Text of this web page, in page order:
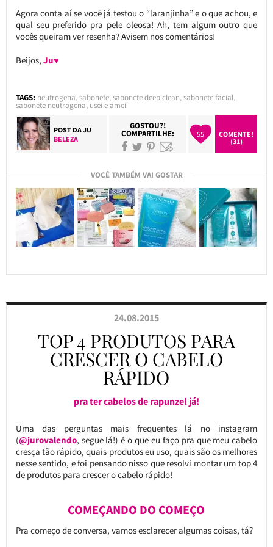
Agora conta aí se você já testou o “laranjinha” e o que achou, e
qual seu preferido pra pele oleosa! Ah, tem algum outro que
vocês queiram ver resenha? Avisem nos comentários!
Beijos, Ju♥
TAGS: neutrogena,sabonete,sabonete deep clean,sabonete facial,
sabonete neutrogena, usei e amei
POST DAJU
BELEZA
GOSTOU?!
COMPARTILHE: 55
COMENTE!
(31)
VOCÊ TAMBÉM VAI GOSTAR
24.08.2015
TOP 4 PRODUTOS PARA
CRESCER O CABELO
RÁPIDO
pra ter cabelos de rapunzel já!
Uma das perguntas mais frequentes lá no instagram
(@jurovalendo, segue lá!) é o que eu faço pra que meu cabelo
cresça tão rápido, quais produtos eu uso, quais são os melhores
nesse sentido, e foi pensando nisso que resolvi montar um top 4
de produtos para crescer o cabelo rápido!
COMEÇANDO DO COMEÇO
Pra começo de conversa, vamos esclarecer algumas coisas, tá?